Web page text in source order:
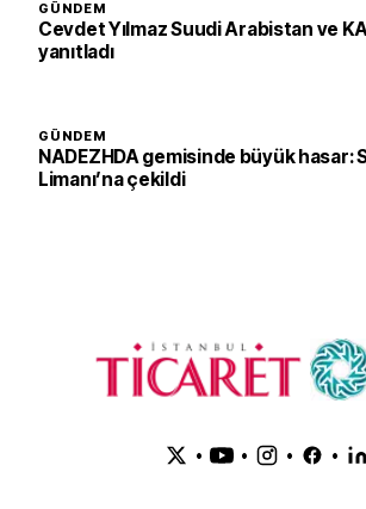
GÜNDEM
Cevdet Yılmaz Suudi Arabistan ve
yanıtladı
GÜNDEM
NADEZHDA gemisinde büyük hasar:
Limanı’na çekildi
• • • •